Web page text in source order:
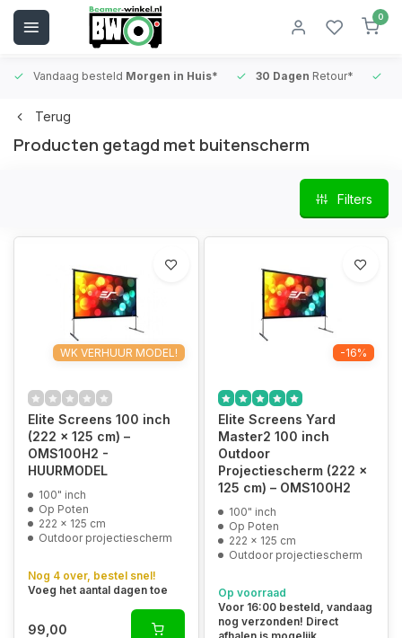
0
Vandaag besteld Morgen in Huis* 30 Dagen Retour*
Terug
Producten getagd met buitenscherm
Filters
WK VERHUUR MODEL!
Elite Screens 100 inch
(222 x 125 cm) –
OMS100H2 -
HUURMODEL
100" inch
Op Poten
222 x 125 cm
Outdoor projectiescherm
Nog 4 over, bestel snel!
Voeg het aantal dagen toe
99,00
-16%
Elite Screens Yard
Master2 100 inch
Outdoor
Projectiescherm (222 x
125 cm) – OMS100H2
100" inch
Op Poten
222 x 125 cm
Outdoor projectiescherm
Op voorraad
Voor 16:00 besteld, vandaag
nog verzonden! Direct